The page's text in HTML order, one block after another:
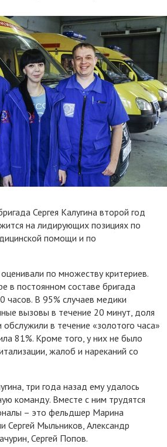
Сергея Калугина второй год
на лидирующих позициях по
помощи и по
по множеству критериев.
в постоянном составе бригада
часов. В 95% случаев медики
вызовы в течение 20 минут, доля
в течение «золотого часа»
81%. Кроме того, у них не было
жалоб и нареканий со
три года назад ему удалось
команду. Вместе с ним трудятся
– это фельдшер Марина
Сергей Мыльников, Александр
Сергей Попов.